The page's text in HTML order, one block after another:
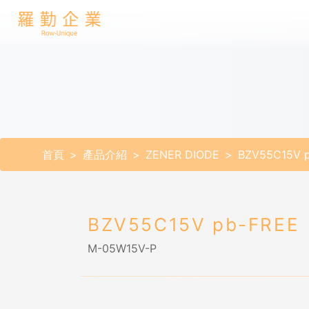
首頁 產品介紹 ZENER DIODE BZV55C15V
BZV55C15V pb-FREE
M-05W15V-P